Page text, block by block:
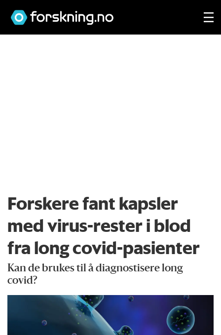
Forskere fant kapsler
med virus-rester i blod
fra long covid-pasienter
Kan de brukes til å diagnostisere long
covid?